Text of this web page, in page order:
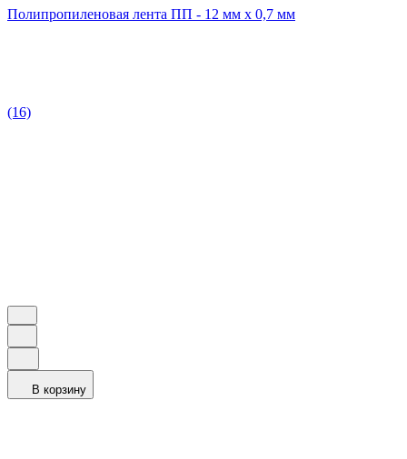
Полипропиленовая лента ПП - 12 мм x 0,7 мм
(16)
В корзину